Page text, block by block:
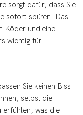
sorgt dafür, dass Sie
sofort spüren. Das
Köder und eine
wichtig für
Sie keinen Biss
selbst die
erfühlen, was die